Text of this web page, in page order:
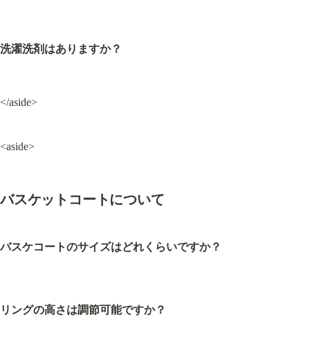
洗濯洗剤はありますか？
</aside>
<aside>
バスケットコートについて
バスケコートのサイズはどれくらいですか？
リングの高さは調節可能ですか？